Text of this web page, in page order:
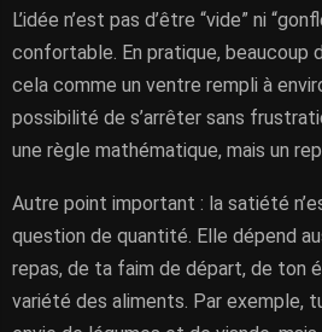
L’idée n’est pas d’être “vide” ni
confortable. En pratique, beaucoup
cela comme un ventre rempli à
possibilité de s’arrêter sans
une règle mathématique, mais un
Autre point important : la satiété
question de quantité. Elle dépend
repas, de ta faim de départ, de ton
variété des aliments. Par exemple,